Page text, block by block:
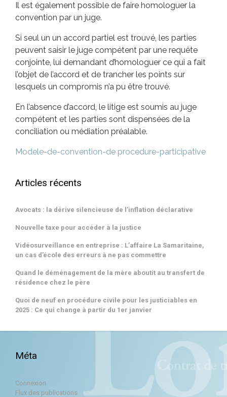
Il est également possible de faire homologuer la
convention par un juge.
Si seul un un accord partiel est trouvé, les parties
peuvent saisir le juge compétent par une requête
conjointe, lui demandant d’homologuer ce qui a fait
l’objet de l’accord et de trancher les points sur
lesquels un compromis n’a pu être trouvé.
En l’absence d’accord, le litige est soumis au juge
compétent et les parties sont dispensées de la
conciliation ou médiation préalable.
Modele-de-convention-de procedure-participative
Articles récents
Avocats : la dérive silencieuse de l’inflation déclarative
Nouvelle taxe pour accéder à la justice
Vidéosurveillance en entreprise : L’affaire La Samaritaine,
un cas d’école des erreurs à ne pas commettre
Quand le déménagement de la mère aboutit au transfert de
résidence chez le père
Quoi de neuf en procédure civile pour les justiciables en
2025 : Ce qui change à partir du 1er janvier
Méta
Connexion
Flux des publications